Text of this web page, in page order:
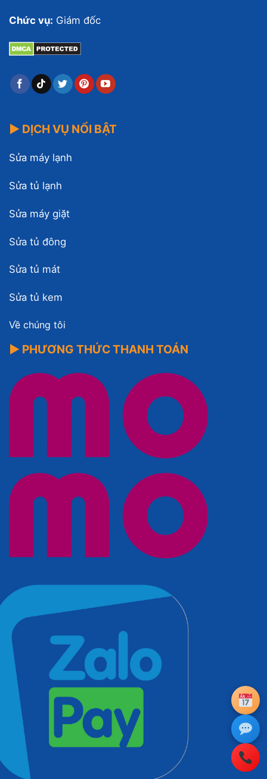
Chức vụ: Giám đốc
▶ DỊCH VỤ NỔI BẬT
Sửa máy lạnh
Sửa tủ lạnh
Sửa máy giặt
Sửa tủ đông
Sửa tủ mát
Sửa tủ kem
Về chúng tôi
▶ PHƯƠNG THỨC THANH TOÁN